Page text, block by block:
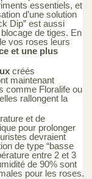
essentiels, et
d’une solution
Dip” est aussi
de tiges. En
vos roses leurs
et une plus
créés
maintenant
comme Floralife ou
rallongent la
et de
pour prolonger
devraient
de type “basse
entre 2 et 3
de 90% sont
pour les roses.